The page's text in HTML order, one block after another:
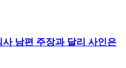
남편 주장과 달리 사인은